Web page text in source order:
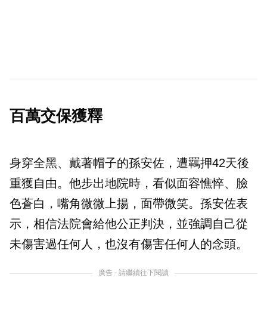
百萬交保獲釋
身穿全黑、戴著帽子的孫安佐，遭羈押42天後
重獲自由。他步出地院時，看似面容憔悴、臉
色蒼白，嘴角微微上揚，面帶微笑。孫安佐表
示，相信法院會給他公正判決，並強調自己從
未傷害過任何人，也沒有傷害任何人的念頭。
廣告 - 請繼續往下閱讀